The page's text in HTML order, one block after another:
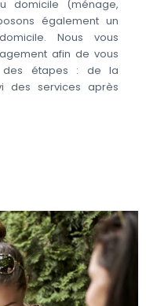
domicile (ménage,
également un
Nous vous
afin de vous
des étapes : de la
des services après